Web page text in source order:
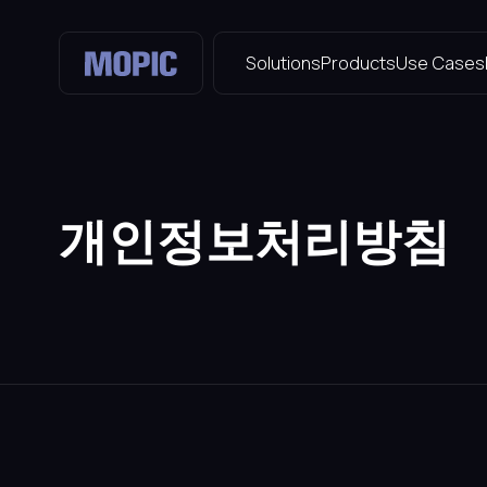
SolutionsProductsUse Cases
개인정보처리방침